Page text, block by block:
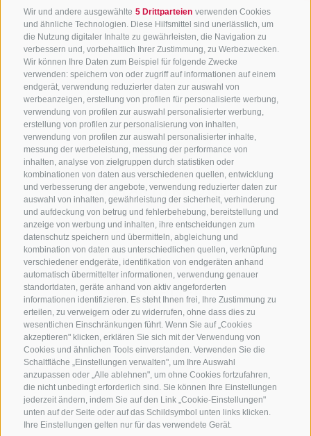
Wir und andere ausgewählte 5 Drittparteien verwenden Cookies
und ähnliche Technologien. Diese Hilfsmittel sind unerlässlich, um
die Nutzung digitaler Inhalte zu gewährleisten, die Navigation zu
verbessern und, vorbehaltlich Ihrer Zustimmung, zu Werbezwecken.
Wir können Ihre Daten zum Beispiel für folgende Zwecke
verwenden: speichern von oder zugriff auf informationen auf einem
endgerät, verwendung reduzierter daten zur auswahl von
werbeanzeigen, erstellung von profilen für personalisierte werbung,
verwendung von profilen zur auswahl personalisierter werbung,
erstellung von profilen zur personalisierung von inhalten,
verwendung von profilen zur auswahl personalisierter inhalte,
messung der werbeleistung, messung der performance von
inhalten, analyse von zielgruppen durch statistiken oder
kombinationen von daten aus verschiedenen quellen, entwicklung
und verbesserung der angebote, verwendung reduzierter daten zur
auswahl von inhalten, gewährleistung der sicherheit, verhinderung
und aufdeckung von betrug und fehlerbehebung, bereitstellung und
anzeige von werbung und inhalten, ihre entscheidungen zum
datenschutz speichern und übermitteln, abgleichung und
kombination von daten aus unterschiedlichen quellen, verknüpfung
verschiedener endgeräte, identifikation von endgeräten anhand
automatisch übermittelter informationen, verwendung genauer
standortdaten, geräte anhand von aktiv angeforderten
informationen identifizieren. Es steht Ihnen frei, Ihre Zustimmung zu
erteilen, zu verweigern oder zu widerrufen, ohne dass dies zu
wesentlichen Einschränkungen führt. Wenn Sie auf „Cookies
akzeptieren" klicken, erklären Sie sich mit der Verwendung von
Cookies und ähnlichen Tools einverstanden. Verwenden Sie die
Schaltfläche „Einstellungen verwalten", um Ihre Auswahl
anzupassen oder „Alle ablehnen", um ohne Cookies fortzufahren,
die nicht unbedingt erforderlich sind. Sie können Ihre Einstellungen
jederzeit ändern, indem Sie auf den Link „Cookie-Einstellungen"
unten auf der Seite oder auf das Schildsymbol unten links klicken.
Ihre Einstellungen gelten nur für das verwendete Gerät.
KONTAKTIERE UNS
+39 0472 765 325
info@sterzing.com
NEWSLETTER
Bleib am Laufenden
Newsletter Anmelden